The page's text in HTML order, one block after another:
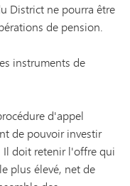
District ne pourra être
de pension.
instruments de
d'appel
de pouvoir investir
Il doit retenir l'offre qui
plus élevé, net de